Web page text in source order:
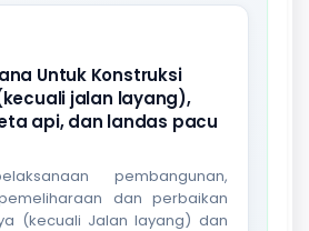
Untuk Konstruksi
jalan layang),
api, dan landas pacu
pembangunan,
dan perbaikan
(kecuali Jalan layang) dan